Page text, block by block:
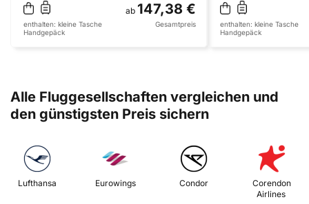
ab 147,38 €
enthalten: kleine Tasche
Handgepäck
Gesamtpreis enthalten: kleine Tasche
Handgepäck
Alle Fluggesellschaften vergleichen und
den günstigsten Preis sichern
Lufthansa Eurowings Condor
Corendon
Airlines